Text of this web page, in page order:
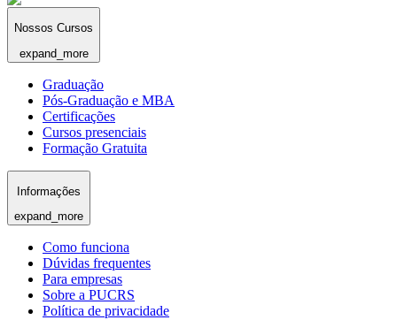
Nossos Cursos
expand_more
Graduação
Pós-Graduação e MBA
Certificações
Cursos presenciais
Formação Gratuita
Informações
expand_more
Como funciona
Dúvidas frequentes
Para empresas
Sobre a PUCRS
Política de privacidade